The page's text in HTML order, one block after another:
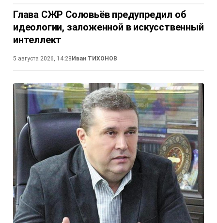
Глава СЖР Соловьёв предупредил об
идеологии, заложенной в искусственный
интеллект
5 августа 2026, 14:28 Иван ТИХОНОВ